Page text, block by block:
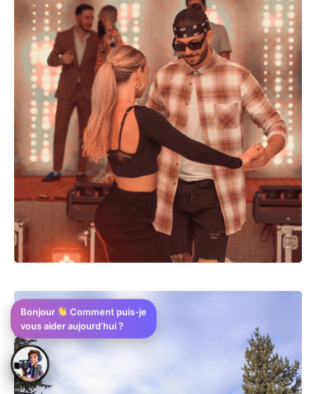
Bonjour
Comment puis-je
vous aider aujourd’hui ?